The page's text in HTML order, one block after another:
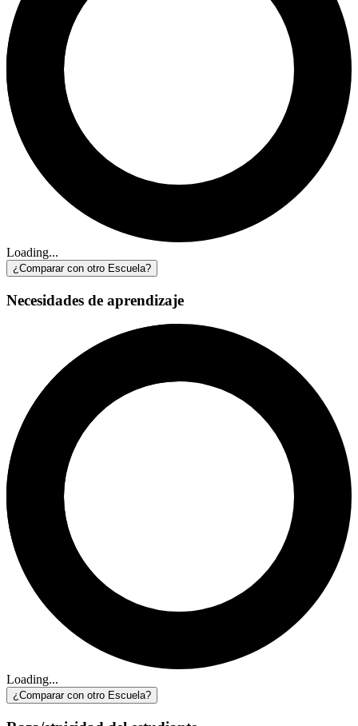
Loading...
¿Comparar con otro Escuela?
Necesidades de aprendizaje
Loading...
¿Comparar con otro Escuela?